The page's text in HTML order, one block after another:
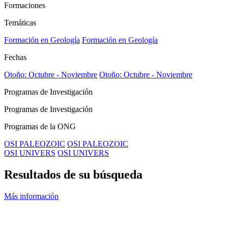
Formaciones
Temáticas
Formación en Geología Formación en Geología
Fechas
Otoño: Octubre - Noviembre Otoño: Octubre - Noviembre
Programas de Investigación
Programas de Investigación
Programas de la ONG
OSI PALEOZOIC OSI PALEOZOIC
OSI UNIVERS OSI UNIVERS
Resultados de su búsqueda
Más información